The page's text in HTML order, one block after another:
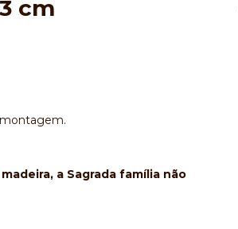
cm
a Sagrada família não